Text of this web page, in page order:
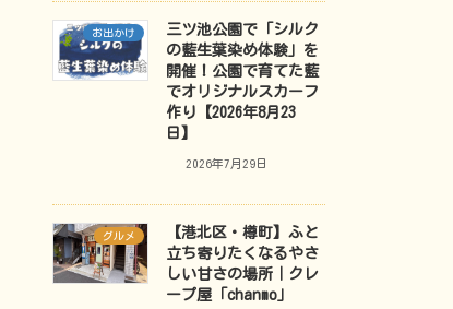
お出かけ
三ツ池公園で「シルク
の藍生葉染め体験」を
開催！公園で育てた藍
でオリジナルスカーフ
作り【2026年8月23
日】
2026年7月29日
グルメ
【港北区・樽町】ふと
立ち寄りたくなるやさ
しい甘さの場所｜クレ
ープ屋「chanmo」